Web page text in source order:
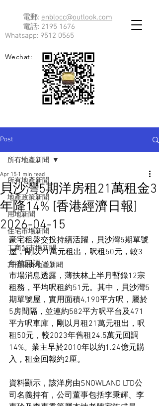
電郵: enblocc@outlook.com
電話: 2195 1676
Whatsapp: 9512 0565
Wechat:
Post
所有地產新聞
地產政策新聞
用地新聞
住宅市場新聞
工商舖市場新聞
其他關於地產新聞
所有地產新聞
貝沙灣5期洋房租21萬租金3
年降14% [香港經濟日報]
2026-04-15
Apr 15 1 min read
豪宅租盤交投持續活躍，貝沙灣5期單號
屋，剛以21萬元租出，呎租50元，較3
年前回調14%。
市場消息透露，薄扶林上半月暫錄12宗
租務，平均呎租約51元。其中，貝沙灣5
期單號屋，實用面積4,190平方呎，屬於
5房間隔，並連約582平方呎平台及471
平方呎車庫，剛以月租21萬元租出，呎
租50元，較2023年舊租24.5萬元回調
14%。業主早於2010年以約1.24億元購
入，租金回報約2厘。
資料顯示，該洋房由SNOWLAND LTD公
司名義持有，公司董事包括李秉輝、李